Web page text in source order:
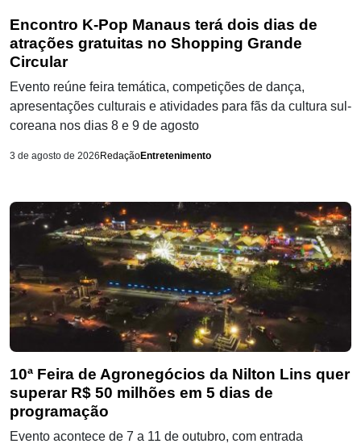
Encontro K-Pop Manaus terá dois dias de
atrações gratuitas no Shopping Grande
Circular
Evento reúne feira temática, competições de dança,
apresentações culturais e atividades para fãs da cultura sul-
coreana nos dias 8 e 9 de agosto
3 de agosto de 2026 RedaçãoEntretenimento
10ª Feira de Agronegócios da Nilton Lins quer
superar R$ 50 milhões em 5 dias de
programação
Evento acontece de 7 a 11 de outubro, com entrada